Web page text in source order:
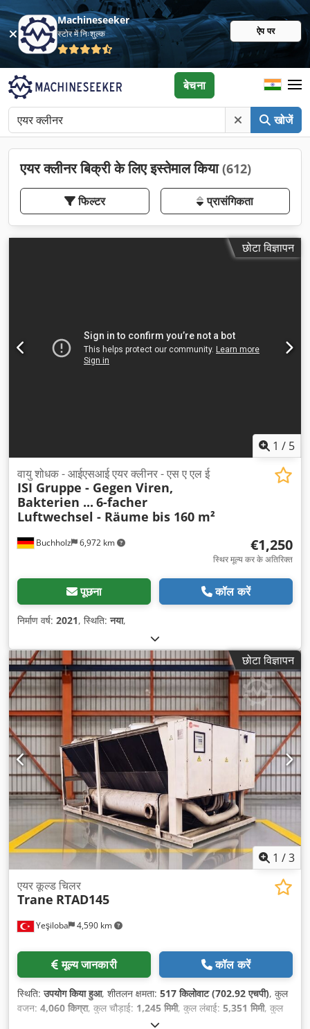
Machineseeker
स्टोर में निःशुल्क ऐप पर
खोजें
बेचना
एयर क्लीनर बिक्री के लिए इस्तेमाल किया(612)
फिल्टर प्रासंगिकता
छोटा विज्ञापन
1 / 5
Buchholz 6,972 km
वायु शोधक - आईएसआई एयर क्लीनर - एस ए एल ई
ISI Gruppe - Gegen Viren,
Bakterien ... 6-facher
Luftwechsel - Räume bis 160 m²
€1,250
स्थिर मूल्य कर के अतिरिक्त
पूछना कॉल करें
निर्माण वर्ष: 2021, स्थिति:नया,
छोटा विज्ञापन
1 /3
Yeşiloba 4,590 km
एयर कूल्ड चिलर
Trane RTAD145
मूल्य जानकारी कॉल करें
स्थिति:उपयोग किया हुआ, शीतलन क्षमता: 517 किलोवाट (702.92 एचपी), कुल
वजन: 4,060 किग्रा, कुल चौड़ाई: 1,245 मिमी, कुल लंबाई: 5,351 मिमी, कुल